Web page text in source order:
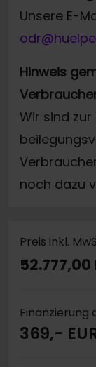
Unsere E-
Hinweis
Wir sind
noch dazu
Preis inkl.
52.777,00
Finanzierung
369,-